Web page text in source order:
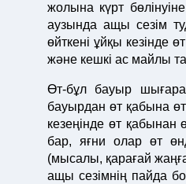
жолына күрт
аузында ащы сезім
өйткені ұйқы кезінде
және кешкі ас майлы
Өт-бұл бауыр
бауырдан өт қабына
кезеңінде өт қабынан
бар, яғни олар өт
(мысалы, қарағай
ащы сезімнің пайда